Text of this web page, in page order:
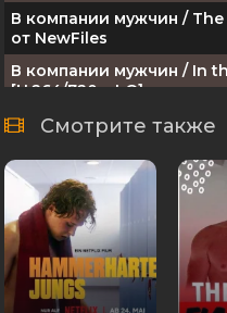
В компании мужчин / The
от NewFiles
В компании мужчин / In
[H.264/720p-LQ]
В компании мужчин / The
Смотрите также